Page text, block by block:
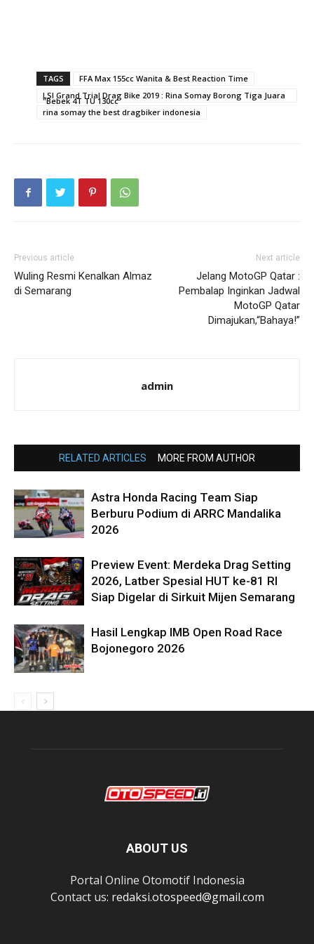
TAGS
FFA Max 155cc Wanita & Best Reaction Time
LSI Grand Trial Drag Bike 2019 : Rina Somay Borong Tiga Juara
"Bebek 4T TU 130cc
rina somay the best dragbiker indonesia
Previous article
Wuling Resmi Kenalkan Almaz
di Semarang
Next article
Jelang MotoGP Qatar :
Pembalap Inginkan Jadwal
MotoGP Qatar
Dimajukan,“Bahaya!”
admin
RELATED ARTICLES MORE FROM AUTHOR
Astra Honda Racing Team Siap
Berburu Podium di ARRC Mandalika
2026
Preview Event: Merdeka Drag Setting
2026, Latber Spesial HUT ke-81 RI
Siap Digelar di Sirkuit Mijen Semarang
Hasil Lengkap IMB Open Road Race
Bojonegoro 2026
ABOUT US
Portal Online Otomotif Indonesia
Contact us: redaksi.otospeed@gmail.com